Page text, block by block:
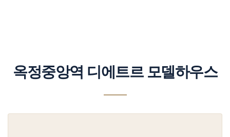
옥정중앙역 디에트르 모델하우스